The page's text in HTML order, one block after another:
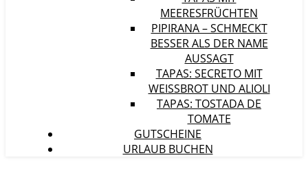
MEERESFRÜCHTEN
PIPIRANA – SCHMECKT
BESSER ALS DER NAME
AUSSAGT
TAPAS: SECRETO MIT
WEISSBROT UND ALIOLI
TAPAS: TOSTADA DE
TOMATE
GUTSCHEINE
URLAUB BUCHEN